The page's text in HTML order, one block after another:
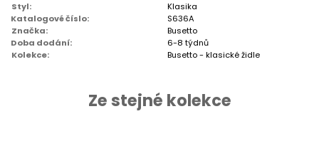
Styl:
Klasika
Katalogové číslo:
S636A
Značka:
Busetto
Doba dodání:
6-8 týdnů
Kolekce:
Busetto - klasické židle
Ze stejné kolekce